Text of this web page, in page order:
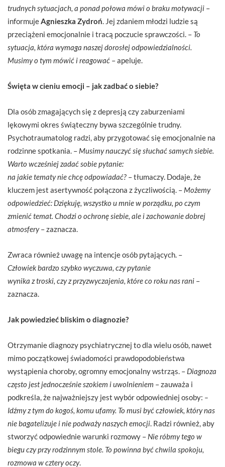
trudnych sytuacjach, a ponad połowa mówi o braku motywacji –
informuje Agnieszka Zydroń . Jej zdaniem młodzi ludzie są
przeciążeni emocjonalnie i tracą poczucie sprawczości. – To
sytuacja, która wymaga naszej dorosłej odpowiedzialności.
Musimy o tym mówić i reagować – apeluje.
Święta w cieniu emocji – jak zadbać o siebie?
Dla osób zmagających się z depresją czy zaburzeniami
lękowymi okres świąteczny bywa szczególnie trudny.
Psychotraumatolog radzi, aby przygotować się emocjonalnie na
rodzinne spotkania. – Musimy nauczyć się słuchać samych siebie.
Warto wcześniej zadać sobie pytanie:
na jakie tematy nie chcę odpowiadać? – tłumaczy. Dodaje, że
kluczem jest asertywność połączona z życzliwością. – Możemy
odpowiedzieć: Dziękuję, wszystko u mnie w porządku, po czym
zmienić temat. Chodzi o ochronę siebie, ale i zachowanie dobrej
atmosfery– zaznacza.
Zwraca również uwagę na intencje osób pytających. –
Człowiek bardzo szybko wyczuwa, czy pytanie
wynika z troski, czy z przyzwyczajenia, które co roku nas rani –
zaznacza.
Jak powiedzieć bliskim o diagnozie?
Otrzymanie diagnozy psychiatrycznej to dla wielu osób, nawet
mimo początkowej świadomości prawdopodobieństwa
wystąpienia choroby, ogromny emocjonalny wstrząs. – Diagnoza
często jest jednocześnie szokiem i uwolnieniem – zauważa i
podkreśla, że najważniejszy jest wybór odpowiedniej osoby: –
Idźmy z tym do kogoś, komu ufamy. To musi być człowiek, który nas
nie bagatelizuje i nie podważy naszych emocji . Radzi również, aby
stworzyć odpowiednie warunki rozmowy – Nie róbmy tego w
biegu czy przy rodzinnym stole. To powinna być chwila spokoju,
rozmowa w cztery oczy.